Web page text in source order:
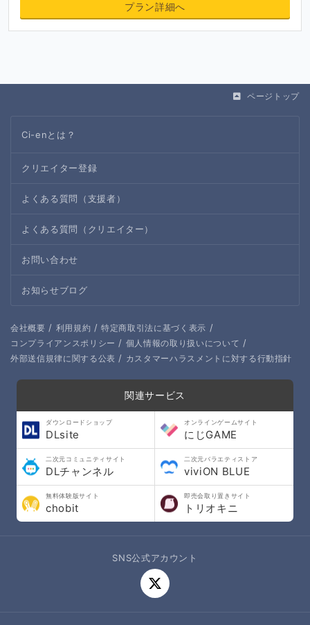
プラン詳細へ
ページトップ
Ci-enとは？
クリエイター登録
よくある質問（支援者）
よくある質問（クリエイター）
お問い合わせ
お知らせブログ
会社概要 / 利用規約 / 特定商取引法に基づく表示 /
コンプライアンスポリシー / 個人情報の取り扱いについて /
外部送信規律に関する公表 / カスタマーハラスメントに対する行動指針
関連サービス
ダウンロードショップ
DLsite
オンラインゲームサイト
にじGAME
二次元コミュニティサイト
DLチャンネル
二次元バラエティストア
viviON BLUE
無料体験版サイト
chobit
即売会取り置きサイト
トリオキニ
SNS公式アカウント